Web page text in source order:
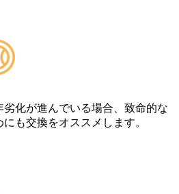
劣化が進んでいる場合、致命的な
にも交換をオススメします。